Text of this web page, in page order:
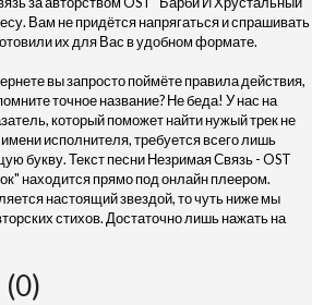
Вам не придётся напрягаться и спрашивать
их для Вас в удобном формате.
вы запросто поймёте правила действия,
точное название? Не беда! У нас на
который поможет найти нужый трек не
исполнителя, требуется всего лишь
букву. Текст песни Незримая Связь - OST
находится прямо под онлайн плеером.
настоящий звездой, то чуть ниже мы
стихов. Достаточно лишь нажать на